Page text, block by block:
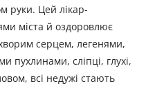
руки. Цей лікар-
міста й оздоровлює
серцем, легенями,
пухлинами, сліпці, глухі,
всі недужі стають